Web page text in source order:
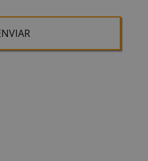
del interesado.
(vía telefónica y/o email):